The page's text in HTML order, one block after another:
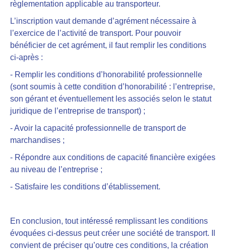
règlementation applicable au transporteur.
L’inscription vaut demande d’agrément nécessaire à
l’exercice de l’activité de transport. Pour pouvoir
bénéficier de cet agrément, il faut remplir les conditions
ci-après :
- Remplir les conditions d’honorabilité professionnelle
(sont soumis à cette condition d’honorabilité : l’entreprise,
son gérant et éventuellement les associés selon le statut
juridique de l’entreprise de transport) ;
- Avoir la capacité professionnelle de transport de
marchandises ;
- Répondre aux conditions de capacité financière exigées
au niveau de l’entreprise ;
- Satisfaire les conditions d’établissement.
En conclusion, tout intéressé remplissant les conditions
évoquées ci-dessus peut créer une société de transport. Il
convient de préciser qu’outre ces conditions, la création